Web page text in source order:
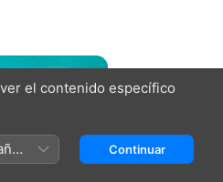
el contenido específico
Continuar